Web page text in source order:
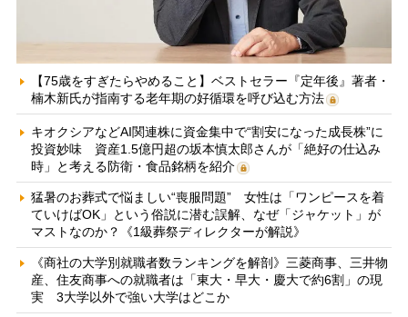
【75歳をすぎたらやめること】ベストセラー『定年後』著者・
楠木新氏が指南する老年期の好循環を呼び込む方法
キオクシアなどAI関連株に資金集中で“割安になった成長株”に
投資妙味 資産1.5億円超の坂本慎太郎さんが「絶好の仕込み
時」と考える防衛・食品銘柄を紹介
猛暑のお葬式で悩ましい“喪服問題” 女性は「ワンピースを着
ていけばOK」という俗説に潜む誤解、なぜ「ジャケット」が
マストなのか？《1級葬祭ディレクターが解説》
《商社の大学別就職者数ランキングを解剖》三菱商事、三井物
産、住友商事への就職者は「東大・早大・慶大で約6割」の現
実 3大学以外で強い大学はどこか